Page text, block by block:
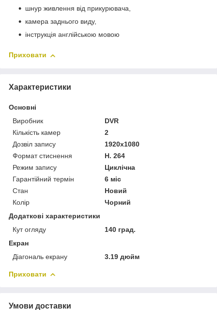
шнур живлення від прикурювача,
камера заднього виду,
інструкція англійською мовою
Приховати
Характеристики
Основні
Виробник
DVR
Кількість камер
2
Дозвіл запису
1920х1080
Формат стиснення
H. 264
Режим запису
Циклічна
Гарантійний термін
6 міс
Стан
Новий
Колір
Чорний
Додаткові характеристики
Кут огляду
140 град.
Екран
Діагональ екрану
3.19 дюйм
Приховати
Умови доставки